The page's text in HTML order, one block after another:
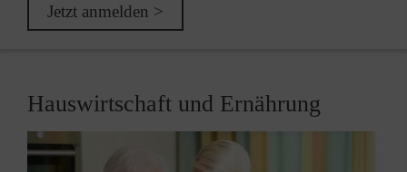
Jetzt anmelden >
Hauswirtschaft und Ernährung